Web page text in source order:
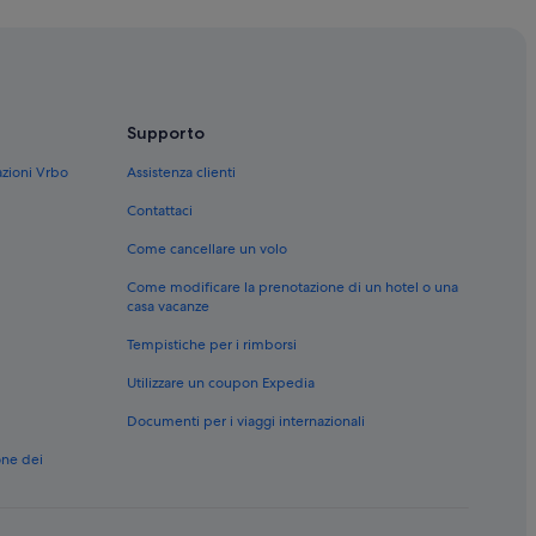
Vrbo
dei
Supporto
Assistenza clienti
Contattaci
Come cancellare un volo
Come modificare la prenotazione di un hotel o una
casa vacanze
Tempistiche per i rimborsi
Utilizzare un coupon Expedia
Documenti per i viaggi internazionali